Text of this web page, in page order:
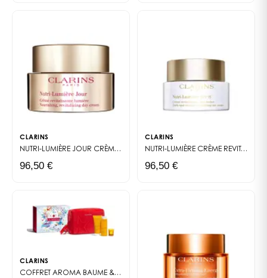
Sabia que?
O DOMAINE CLARINS: UM LABORATÓRIO A CÉU ABERTO
Um local único e preservado, encravado a 1400
plantas crescem ao ritmo das estações. Um
do solo, onde a Clarins elabora os seus próprios
MADE IN FRANCE***
***Fabricado em França
CLARINS
NUTRI-LUMIÈRE JOUR CRÈME REVITALISANTE LUMIÈRE
96,50 €
CLARINS
NUTRI-LUMIÈRE CRÈME REVITALISANTE ANTI-TACHES SPF 15
96,50 €
CLARINS
COFFRET AROMA BAUME & BAIN TONIC